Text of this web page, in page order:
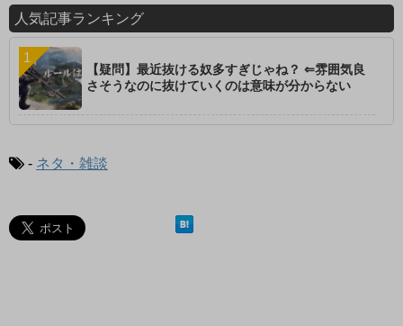
人気記事ランキング
【疑問】最近抜ける奴多すぎじゃね？ ⇐雰囲気良
さそうなのに抜けていくのは意味が分からない
- ネタ・雑談